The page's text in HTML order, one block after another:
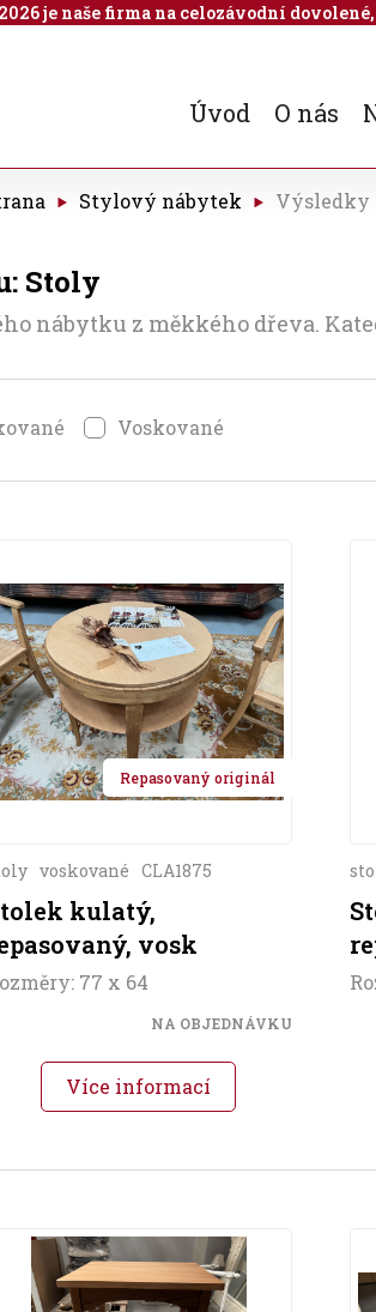
Úvod O nás
Stoly
nábytku z měkkého dřeva.
Stylový nábytek Výsledky
Voskované
Repasovaný originál
voskované CLA1875
kulatý,
vosk
77 x 64
NA OBJEDNÁVKU
Více informací
je naše firma na celozávodní